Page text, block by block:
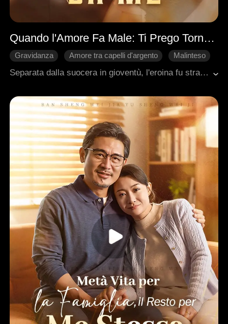
Quando l'Amore Fa Male: Ti Prego Torna da Me
Gravidanza Amore tra capelli d'argento
Malinteso
Storia Strappalacrime
Romanzo sentimentale moderno
Separata dalla suocera in gioventù, l'eroina fu strappata dal suo neonato. Le fu fatto credere che fosse morto e che suo marito si fosse rifatto una vita. 18 anni dopo, si riunisce a loro ma non riconosce la propria famiglia. Dopo incomprensioni, la famiglia finalmente si riunisce.